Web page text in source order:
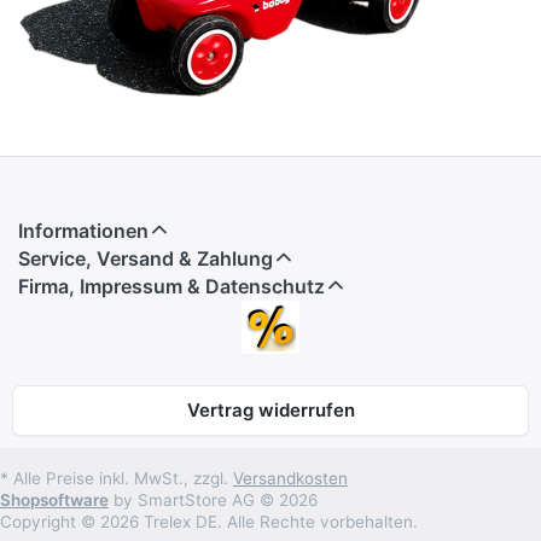
Informationen
Service, Versand & Zahlung
Firma, Impressum & Datenschutz
Vertrag widerrufen
* Alle Preise inkl. MwSt., zzgl. Versandkosten
Shopsoftware by SmartStore AG © 2026
Copyright © 2026 Trelex DE. Alle Rechte vorbehalten.